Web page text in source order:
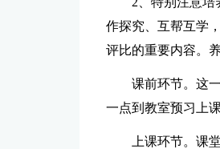
作探究、互帮互学
评比的重要内容。
课前环节。这
一点到教室预习上
上课环节。课